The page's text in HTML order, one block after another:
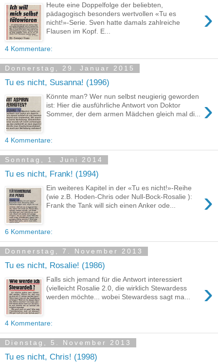
›
Heute eine Doppelfolge der beliebten,
pädagogisch besonders wertvollen «Tu es
nicht!»-Serie. Sven hatte damals zahlreiche
Flausen im Kopf. E...
4 Kommentare:
Donnerstag, 29. Januar 2015
Tu es nicht, Susanna! (1996)
›
Könnte man? Wer nun selbst neugierig geworden
ist: Hier die ausführliche Antwort von Doktor
Sommer, der dem armen Mädchen gleich mal di...
4 Kommentare:
Sonntag, 1. Juni 2014
Tu es nicht, Frank! (1994)
›
Ein weiteres Kapitel in der «Tu es nicht!»-Reihe
(wie z.B. Hoden-Chris oder Null-Bock-Rosalie ):
Frank the Tank will sich einen Anker ode...
6 Kommentare:
Donnerstag, 7. November 2013
Tu es nicht, Rosalie! (1986)
›
Falls sich jemand für die Antwort interessiert
(vielleicht Rosalie 2.0, die wirklich Stewardess
werden möchte... wobei Stewardess sagt ma...
4 Kommentare:
Dienstag, 5. November 2013
Tu es nicht, Chris! (1998)